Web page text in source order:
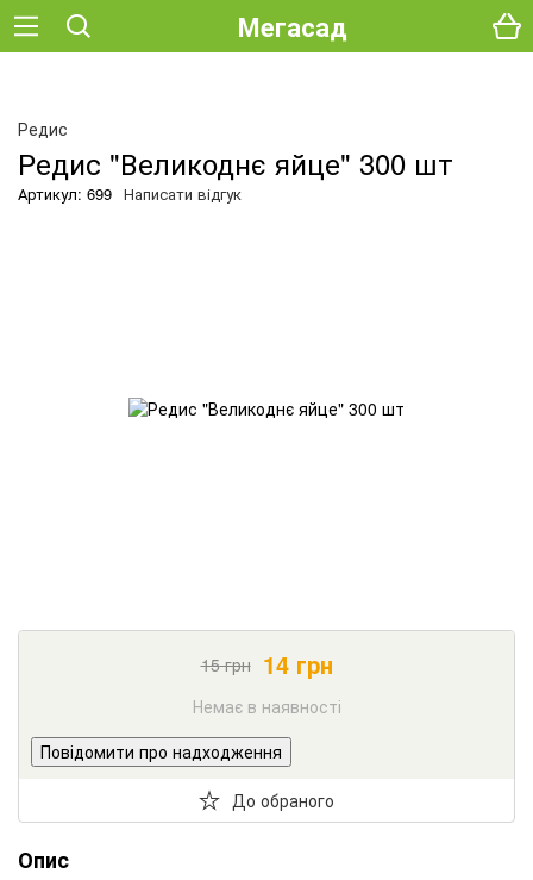
Мегасад
Редис
Редис "Великоднє яйце" 300 шт
Артикул: 699 Написати відгук
15грн 14грн
Немає в наявності
Повідомити про надходження
До обраного
Опис